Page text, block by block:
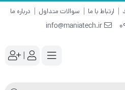
ارتباط با ما سوالات متداول درباره ما
info@maniatech.ir
|